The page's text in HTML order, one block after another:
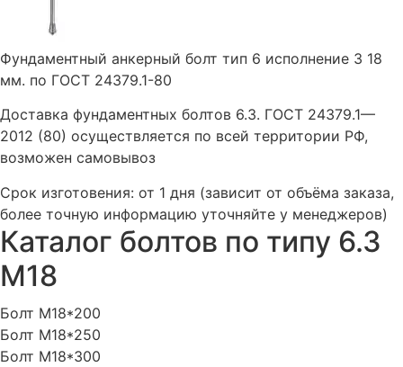
Фундаментный анкерный болт тип 6 исполнение 3 18
мм. по ГОСТ 24379.1-80
Доставка фундаментных болтов 6.3. ГОСТ 24379.1—
2012 (80) осуществляется по всей территории РФ,
возможен самовывоз
Срок изготовения: от 1 дня (зависит от объёма заказа,
более точную информацию уточняйте у менеджеров)
Каталог болтов по типу 6.3
М18
Болт М18*200
Болт М18*250
Болт М18*300